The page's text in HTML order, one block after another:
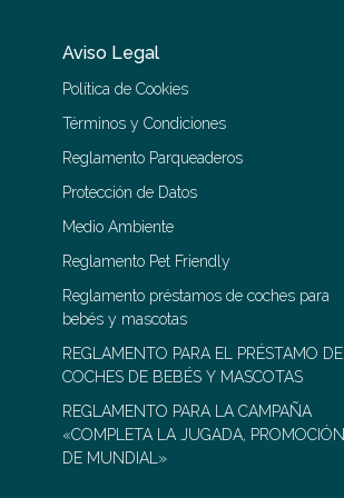
Aviso Legal
Política de Cookies
Términos y Condiciones
Reglamento Parqueaderos
Protección de Datos
Medio Ambiente
Reglamento Pet Friendly
Reglamento préstamos de coches para
bebés y mascotas
REGLAMENTO PARA EL PRÉSTAMO DE
COCHES DE BEBÉS Y MASCOTAS
REGLAMENTO PARA LA CAMPAÑA
«COMPLETA LA JUGADA, PROMOCIÓN
DE MUNDIAL»